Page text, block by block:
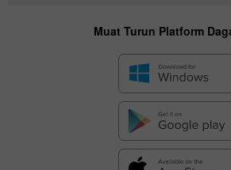
Muat Turun Platform